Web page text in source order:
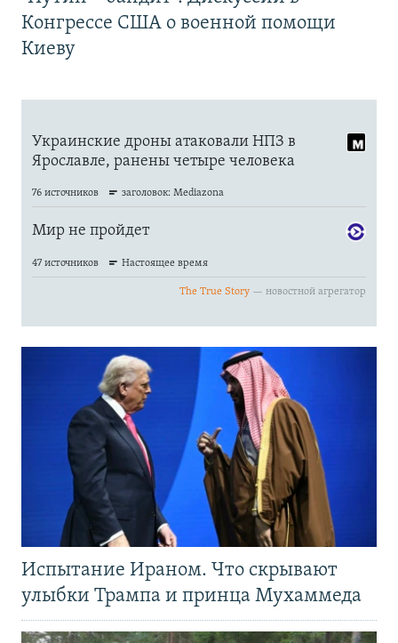
Конгрессе США о военной помощи
Киеву
Испытание Ираном. Что скрывают
улыбки Трампа и принца Мухаммеда